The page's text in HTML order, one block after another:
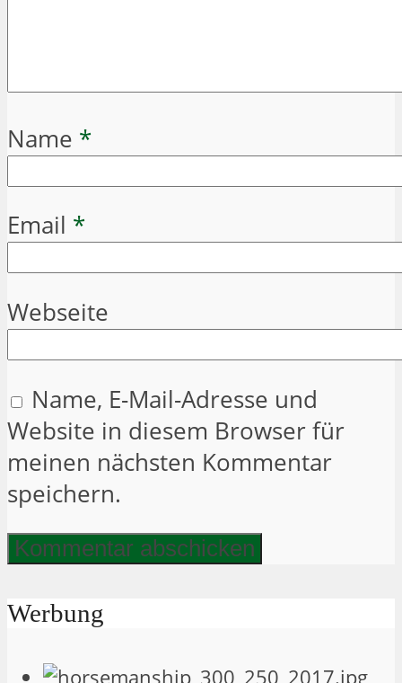
Name *
Email *
Webseite
Name, E-Mail-Adresse und
Website in diesem Browser für
meinen nächsten Kommentar
speichern.
Werbung